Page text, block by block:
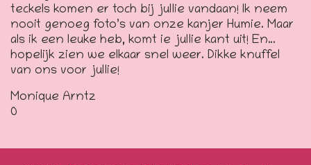
teckels komen er toch bij jullie vandaan! Ik neem
nooit genoeg foto’s van onze kanjer Humie. Maar
als ik een leuke heb, komt ie jullie kant uit! En…
hopelijk zien we elkaar snel weer. Dikke knuffel
van ons voor jullie!
Monique Arntz
0